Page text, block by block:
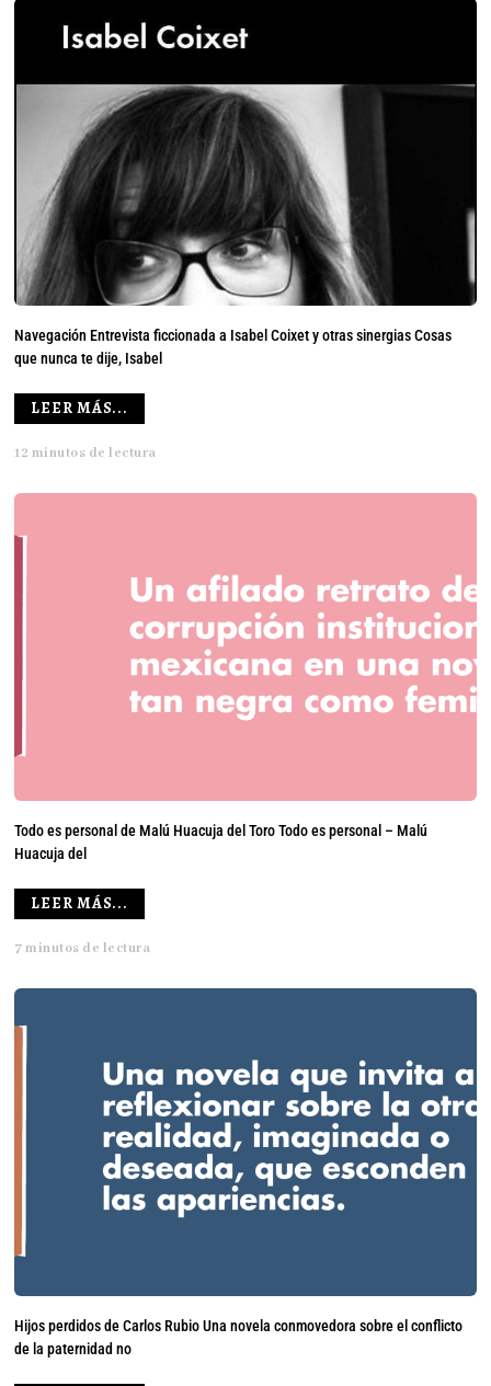
Navegación Entrevista ficcionada a Isabel Coixet y otras sinergias Cosas
que nunca te dije, Isabel
LEER MÁS...
12 minutos de lectura
Todo es personal de Malú Huacuja del Toro Todo es personal – Malú
Huacuja del
LEER MÁS...
7 minutos de lectura
Hijos perdidos de Carlos Rubio Una novela conmovedora sobre el conflicto
de la paternidad no